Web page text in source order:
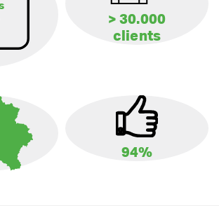
> 30.000
clients
94%